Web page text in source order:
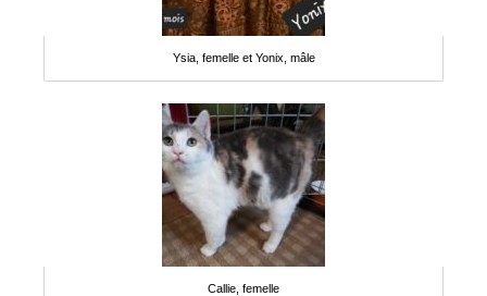
Ysia, femelle et Yonix, mâle
Callie, femelle